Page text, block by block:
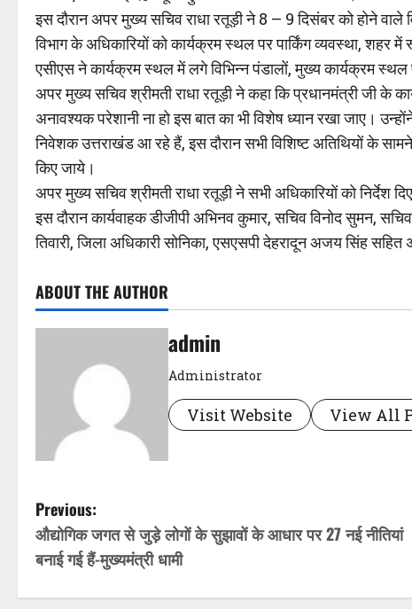
इस दौरान अपर मुख्य सचिव राधा रतूड़ी ने 8 – 9 दिसंबर को होने
विभाग के अधिकारियों को कार्यक्रम स्थल पर पार्किंग व्यवस्था, शहर
एसीएस ने कार्यक्रम स्थल में लगे विभिन्न पंडालों, मुख्य कार्यक्रम स्थल
अपर मुख्य सचिव श्रीमती राधा रतूड़ी ने कहा कि प्रधानमंत्री जी के
अनावश्यक परेशानी ना हो इस बात का भी विशेष ध्यान रखा जाए।
निवेशक उत्तराखंड आ रहे हैं, इस दौरान सभी विशिष्ट अतिथियों के
किए जाये।
अपर मुख्य सचिव श्रीमती राधा रतूड़ी ने सभी अधिकारियों को निर्देश
इस दौरान कार्यवाहक डीजीपी अभिनव कुमार, सचिव विनोद सुमन,
तिवारी, जिला अधिकारी सोनिका, एसएसपी देहरादून अजय सिंह सहित
ABOUT THE AUTHOR
admin
Administrator
Visit Website View All
P
o
s
Previous:
औद्योगिक जगत से जुड़े लोगों के सुझावों के आधार पर 27 नई नीतियां
बनाई गई हैं-मुख्यमंत्री धामी